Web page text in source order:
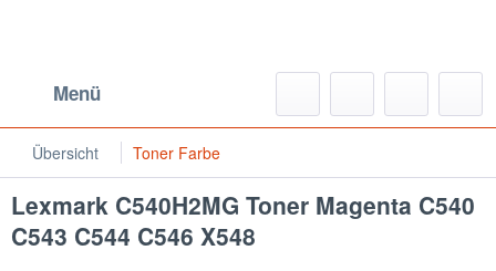
Menü
Übersicht Toner Farbe
Lexmark C540H2MG Toner Magenta C540
C543 C544 C546 X548